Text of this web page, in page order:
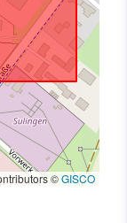
©GISCO